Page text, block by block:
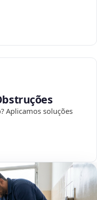
Aplicamos soluções